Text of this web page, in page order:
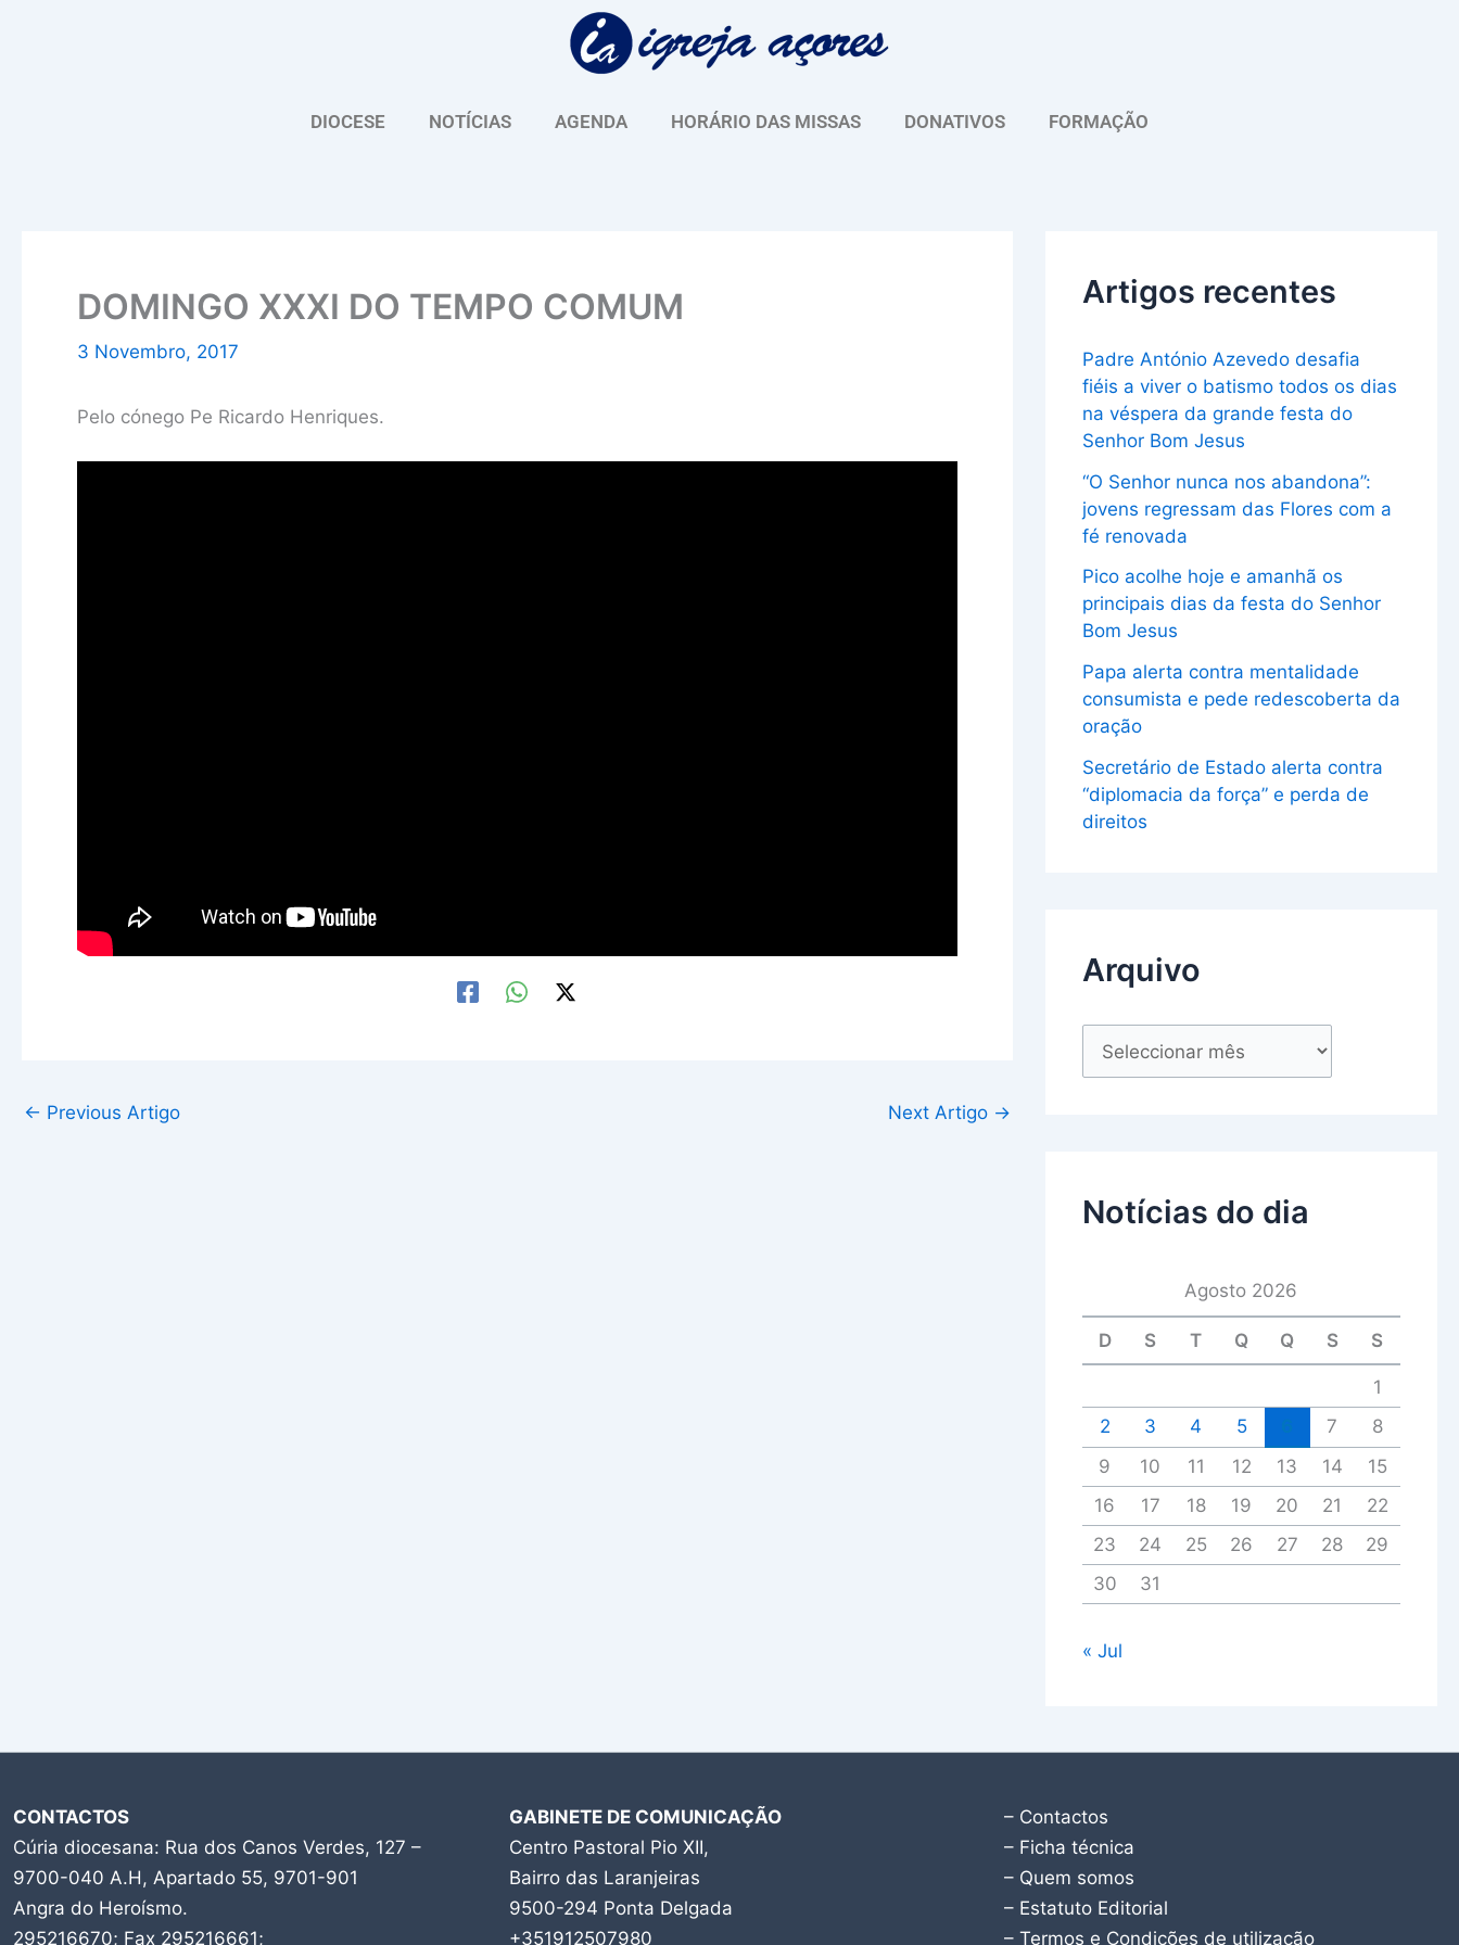
DIOCESE NOTÍCIAS AGENDA HORÁRIO DAS MISSAS DONATIVOS FORMAÇÃO
DOMINGO XXXI DO TEMPO COMUM
3 Novembro, 2017
Pelo cónego Pe Ricardo Henriques.
← Previous Artigo Next Artigo →
Artigos recentes
Padre António Azevedo desafia
fiéis a viver o batismo todos os dias
na véspera da grande festa do
Senhor Bom Jesus
“O Senhor nunca nos abandona”:
jovens regressam das Flores com a
fé renovada
Pico acolhe hoje e amanhã os
principais dias da festa do Senhor
Bom Jesus
Papa alerta contra mentalidade
consumista e pede redescoberta da
oração
Secretário de Estado alerta contra
“diplomacia da força” e perda de
direitos
Arquivo
u
Notícias do dia
Agosto 2026
D S T Q Q S S
1
2
3 4 5 7
8
9
10 11 12 13 14
15
16
17 18 19 20 21
22
23
24 25 26 27 28
29
30
31
« Jul
CONTACTOS
Cúria diocesana: Rua dos Canos Verdes, 127 –
9700-040 A.H, Apartado 55, 9701-901
Angra do Heroísmo.
295216670; Fax 295216661;
GABINETE DE COMUNICAÇÃO
Centro Pastoral Pio XII,
Bairro das Laranjeiras
9500-294 Ponta Delgada
+351912507980
– Contactos
– Ficha técnica
– Quem somos
– Estatuto Editorial
– Termos e Condições de utilização